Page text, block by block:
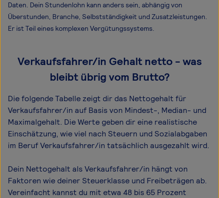
Daten. Dein Stundenlohn kann anders sein, abhängig von
Überstunden, Branche, Selbstständigkeit und Zusatzleistungen.
Er ist Teil eines komplexen Vergütungssystems.
Verkaufsfahrer/in Gehalt netto - was
bleibt übrig vom Brutto?
Die folgende Tabelle zeigt dir das Netto­gehalt für
Verkaufsfahrer/in auf Basis von Mindest-, Median- und
Maximal­gehalt. Die Werte geben dir eine realistische
Einschätzung, wie viel nach Steuern und Sozialabgaben
im Beruf Verkaufsfahrer/in tatsächlich ausgezahlt wird.
Dein Nettogehalt als Verkaufsfahrer/in hängt von
Faktoren wie deiner Steuerklasse und Freibeträgen ab.
Vereinfacht kannst du mit etwa 48 bis 65 Prozent